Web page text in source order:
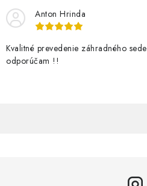
s
Anton Hrinda
Kvalitné prevedenie záhradného
odporúčam !!